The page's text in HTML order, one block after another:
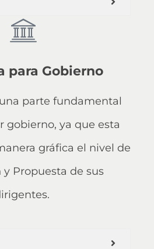
para Gobierno
parte fundamental
gobierno, ya que esta
gráfica el nivel de
Propuesta de sus